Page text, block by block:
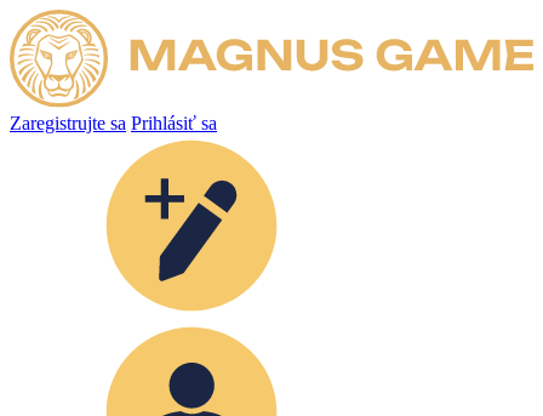
Zaregistrujte sa Prihlásiť sa